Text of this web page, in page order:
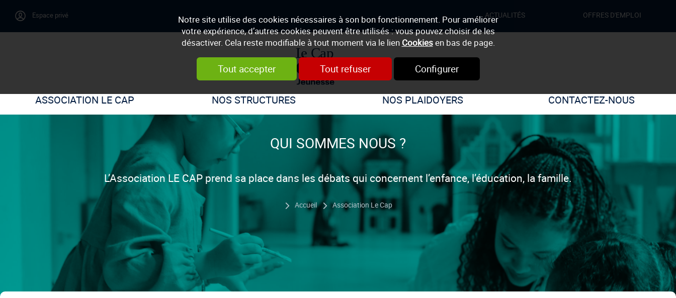
Notre site utilise des cookies nécessaires à son bon fonctionnement. Pour améliorer
votre expérience, d’autres cookies peuvent être utilisés : vous pouvez choisir de les
désactiver. Cela reste modifiable à tout moment via le lien Cookiesen bas de page.
Tout accepter Tout refuser Configurer
ACTUALITÉS OFFRES D'EMPLOI
ASSOCIATION LE CAP NOS STRUCTURES NOS PLAIDOYERS CONTACTEZ-NOUS
QUI SOMMES NOUS ?
L’Association LE CAP prend sa place dans les débats qui concernent l’enfance, l’éducation, la famille.
Accueil Association Le Cap